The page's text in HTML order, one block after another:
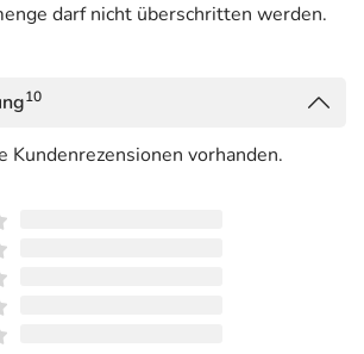
darf nicht überschritten werden.
10
Kundenrezensionen vorhanden.